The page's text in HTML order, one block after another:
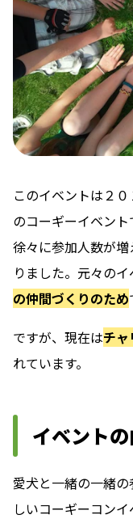
このイベントは２
のコーギーイベント
徐々に参加人数が
りました。元々のイ
の仲間づくりのため
ですが、現在はチ
れています。
イベント
愛犬と一緒の一緒
しいコーギーコン